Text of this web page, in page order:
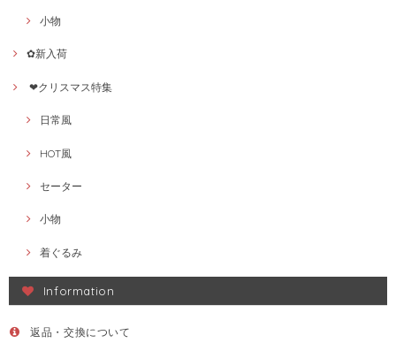
小物
✿新入荷
❤クリスマス特集
日常風
HOT風
セーター
小物
着ぐるみ
Information
返品・交換について